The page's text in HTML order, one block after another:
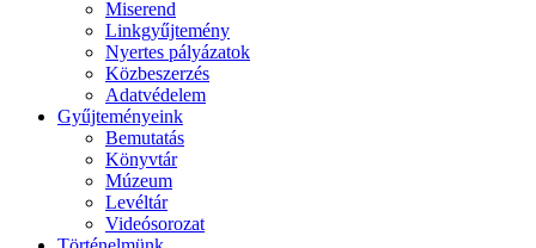
Miserend
Linkgyűjtemény
Nyertes pályázatok
Közbeszerzés
Adatvédelem
Gyűjteményeink
Bemutatás
Könyvtár
Múzeum
Levéltár
Videósorozat